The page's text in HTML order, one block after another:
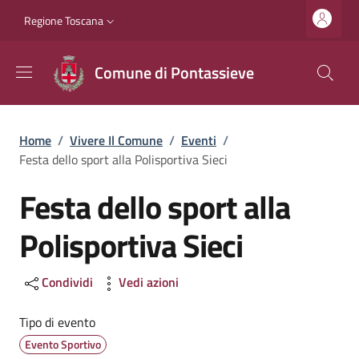
Slim top
Regione Toscana
Comune di Pontassieve
Briciole di pane
Home / Vivere Il Comune / Eventi /
Festa dello sport alla Polisportiva Sieci
Festa dello sport alla
Polisportiva Sieci
Condividi Vedi azioni
Tipo di evento
Evento Sportivo